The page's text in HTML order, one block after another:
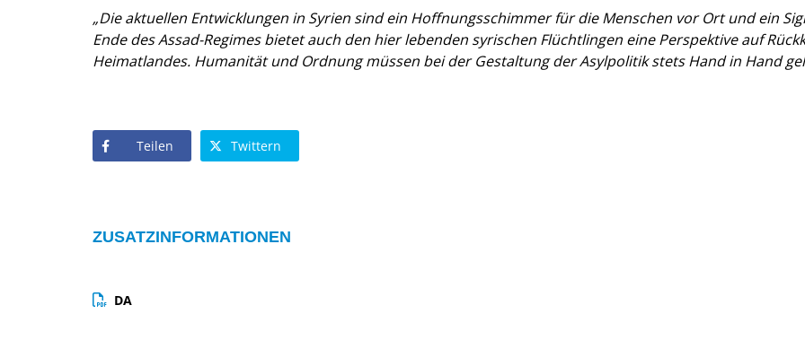
Die aktuellen Entwicklungen in Syrien sind ein Hoffnungsschimmer für die Menschen vor Ort und ein
Ende des Assad-Regimes bietet auch den hier lebenden syrischen Flüchtlingen eine Perspektive auf
Heimatlandes. Humanität und Ordnung müssen bei der Gestaltung der Asylpolitik stets Hand in Hand
Teilen Twittern
ZUSATZINFORMATIONEN
DA